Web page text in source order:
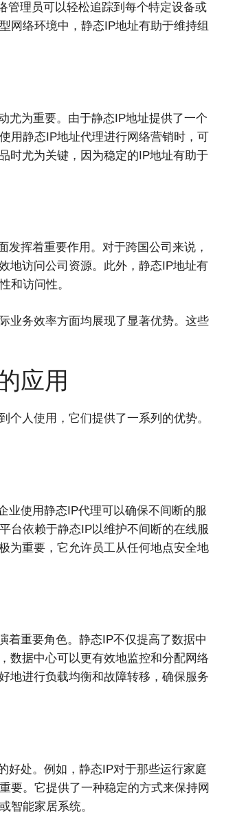
理员可以轻松追踪到每个特定设备或
网络环境中，静态IP地址有助于维持组
为重要。由于静态IP地址提供了一个
用静态IP地址代理进行网络营销时，可
时尤为关键，因为稳定的IP地址有助于
挥着重要作用。对于跨国公司来说，
地访问公司资源。此外，静态IP地址有
和访问性。
业务效率方面均展现了显著优势。这些
应用
人使用，它们提供了一系列的优势。
使用静态IP代理可以确保不间断的服
台依赖于静态IP以维护不间断的在线服
为重要，它允许员工从任何地点安全地
重要角色。静态IP不仅提高了数据中
数据中心可以更有效地监控和分配网络
地进行负载均衡和故障转移，确保服务
好处。例如，静态IP对于那些运行家庭
要。它提供了一种稳定的方式来保持网
智能家居系统。